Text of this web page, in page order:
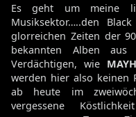
Es geht um meine
Musiksektor…..den
glorreichen Zeiten der
bekannten Alben
Verdächtigen, wie
werden hier also keinen
ab heute im
vergessene